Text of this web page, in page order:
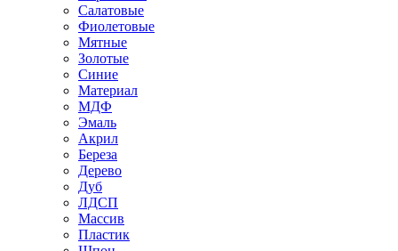
Салатовые
Фиолетовые
Мятные
Золотые
Синие
Материал
МДФ
Эмаль
Акрил
Береза
Дерево
Дуб
ЛДСП
Массив
Пластик